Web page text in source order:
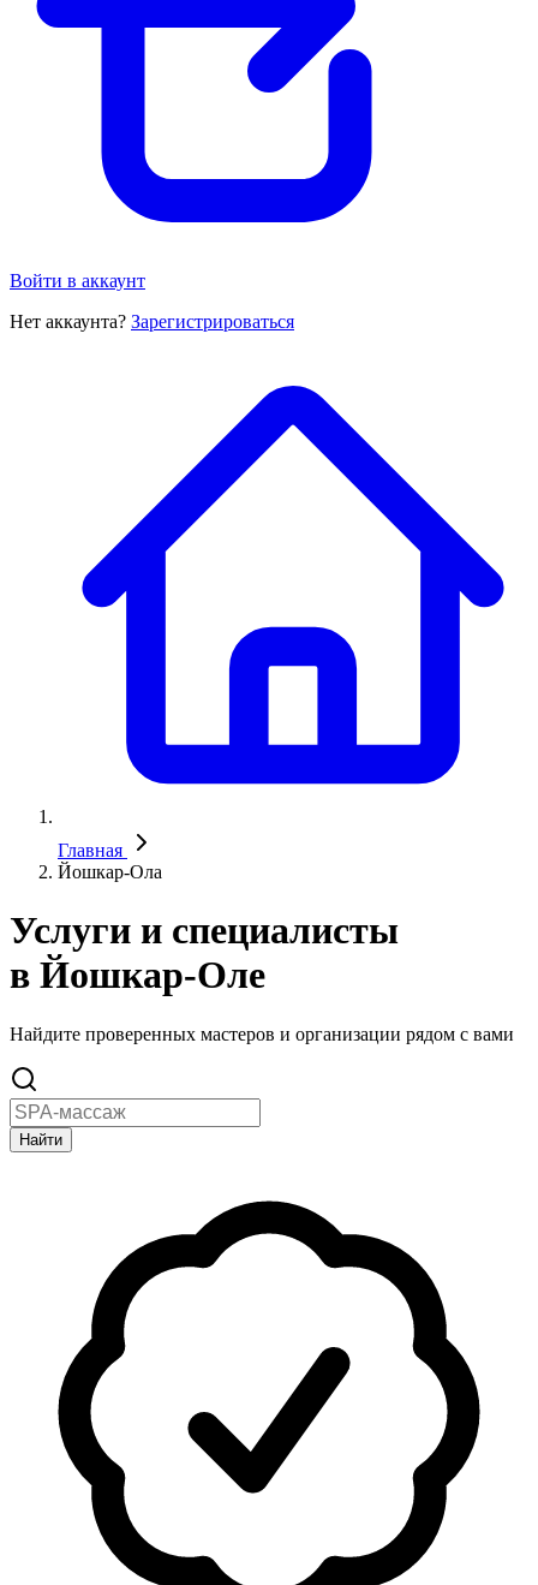
Войти в аккаунт
Нет аккаунта? Зарегистрироваться
Главная
Йошкар-Ола
Услуги и специалисты
в Йошкар-Оле
Найдите проверенных мастеров и организации рядом с вами
Найти